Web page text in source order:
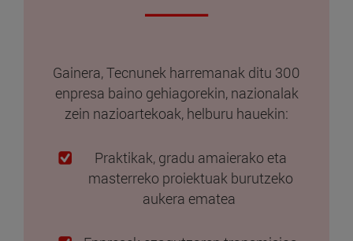
Gainera, Tecnunek harremanak ditu 300
enpresa baino gehiagorekin, nazionalak
zein nazioartekoak, helburu hauekin:
Praktikak, gradu amaierako eta
masterreko proiektuak burutzeko
aukera ematea